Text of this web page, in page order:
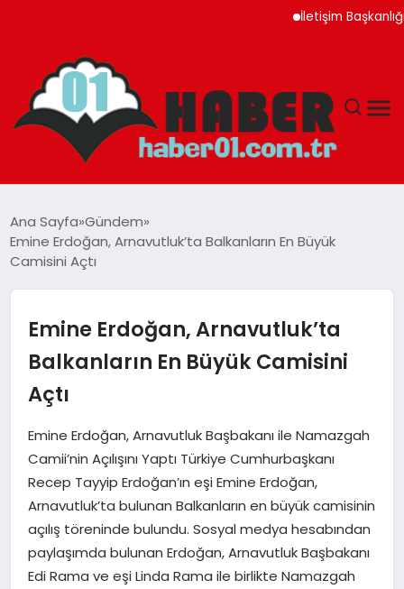
İletişim Başkanlığı
ADANA
MAGAZIN
EĞITIM
TEKNOLOJI
Ana Sayfa Gündem
Emine Erdoğan, Arnavutluk’ta Balkanların En Büyük
Camisini Açtı
Emine Erdoğan, Arnavutluk’ta
Balkanların En Büyük Camisini
Açtı
Emine Erdoğan, Arnavutluk Başbakanı ile Namazgah
Camii’nin Açılışını Yaptı Türkiye Cumhurbaşkanı
Recep Tayyip Erdoğan’ın eşi Emine Erdoğan,
Arnavutluk’ta bulunan Balkanların en büyük camisinin
açılış töreninde bulundu. Sosyal medya hesabından
paylaşımda bulunan Erdoğan, Arnavutluk Başbakanı
Edi Rama ve eşi Linda Rama ile birlikte Namazgah